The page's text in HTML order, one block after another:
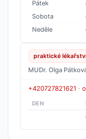
Pátek
Sobota
Neděle
praktické
MUDr. Olga
+420727821621 ·
DEN